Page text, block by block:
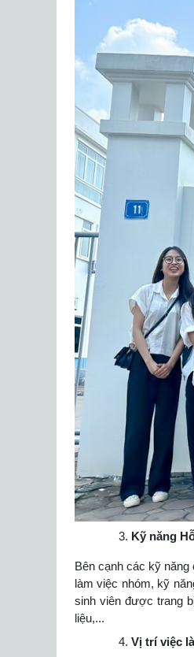
Kỹ năng
Bên cạnh các kỹ
làm việc nhóm, kỹ
sinh viên được trang
liệu,...
Vị trí việc